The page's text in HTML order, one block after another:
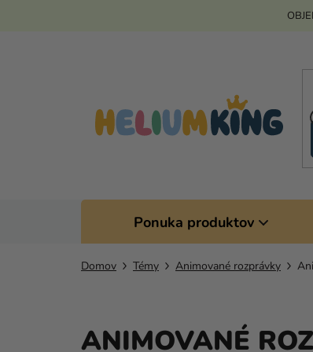
Ponuka produktov
Domov Témy Animované rozprávky
ANIMOVANÉ